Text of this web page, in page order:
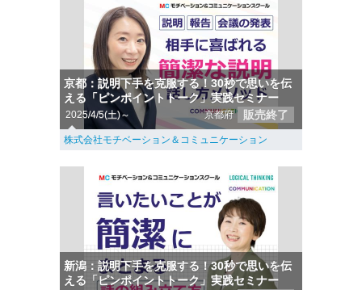
京都：説明下手を克服する！30秒で思いを伝
える「ピンポイントトーク」実践セミナー
2025/4/5(土)～ 京都府 販売終了
株式会社モチベーション＆コミュニケーション
新潟：説明下手を克服する！30秒で思いを伝
える「ピンポイントトーク」実践セミナー